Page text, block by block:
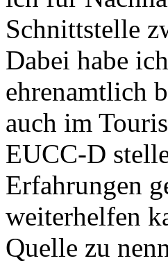
Schnittstelle
Dabei habe
ehrenamtlich
auch im
EUCC-D
Erfahrungen
weiterhelfen
Quelle zu